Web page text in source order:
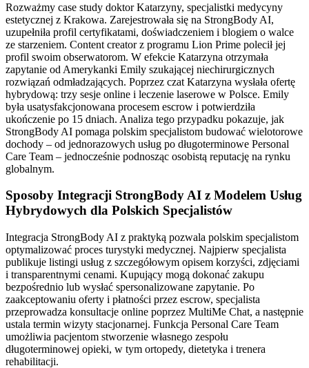
Rozważmy case study doktor Katarzyny, specjalistki medycyny
estetycznej z Krakowa. Zarejestrowała się na StrongBody AI,
uzupełniła profil certyfikatami, doświadczeniem i blogiem o walce
ze starzeniem. Content creator z programu Lion Prime polecił jej
profil swoim obserwatorom. W efekcie Katarzyna otrzymała
zapytanie od Amerykanki Emily szukającej niechirurgicznych
rozwiązań odmładzających. Poprzez czat Katarzyna wysłała ofertę
hybrydową: trzy sesje online i leczenie laserowe w Polsce. Emily
była usatysfakcjonowana procesem escrow i potwierdziła
ukończenie po 15 dniach. Analiza tego przypadku pokazuje, jak
StrongBody AI pomaga polskim specjalistom budować wielotorowe
dochody – od jednorazowych usług po długoterminowe Personal
Care Team – jednocześnie podnosząc osobistą reputację na rynku
globalnym.
Sposoby Integracji StrongBody AI z Modelem Usług
Hybrydowych dla Polskich Specjalistów
Integracja StrongBody AI z praktyką pozwala polskim specjalistom
optymalizować proces turystyki medycznej. Najpierw specjalista
publikuje listingi usług z szczegółowym opisem korzyści, zdjęciami
i transparentnymi cenami. Kupujący mogą dokonać zakupu
bezpośrednio lub wysłać spersonalizowane zapytanie. Po
zaakceptowaniu oferty i płatności przez escrow, specjalista
przeprowadza konsultacje online poprzez MultiMe Chat, a następnie
ustala termin wizyty stacjonarnej. Funkcja Personal Care Team
umożliwia pacjentom stworzenie własnego zespołu
długoterminowej opieki, w tym ortopedy, dietetyka i trenera
rehabilitacji.